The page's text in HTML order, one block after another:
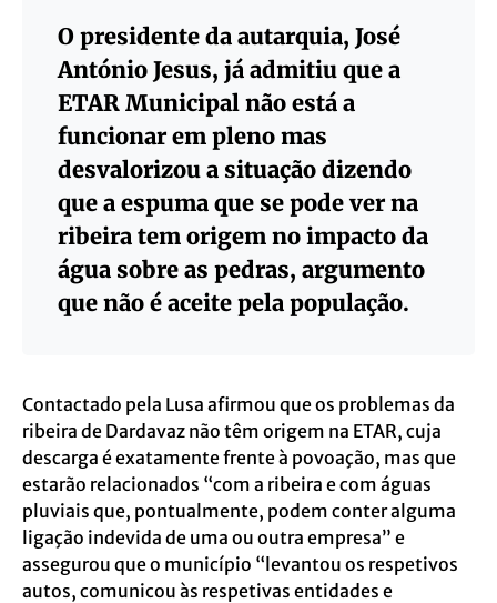
O presidente da autarquia, José
António Jesus, já admitiu que a
ETAR Municipal não está a
funcionar em pleno mas
desvalorizou a situação dizendo
que a espuma que se pode ver na
ribeira tem origem no impacto da
água sobre as pedras, argumento
que não é aceite pela população.
Contactado pela Lusa afirmou que os problemas da
ribeira de Dardavaz não têm origem na ETAR, cuja
descarga é exatamente frente à povoação, mas que
estarão relacionados “com a ribeira e com águas
pluviais que, pontualmente, podem conter alguma
ligação indevida de uma ou outra empresa” e
assegurou que o município “levantou os respetivos
autos, comunicou às respetivas entidades e